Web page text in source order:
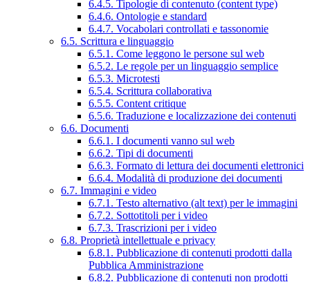
6.4.5. Tipologie di contenuto (content type)
6.4.6. Ontologie e standard
6.4.7. Vocabolari controllati e tassonomie
6.5. Scrittura e linguaggio
6.5.1. Come leggono le persone sul web
6.5.2. Le regole per un linguaggio semplice
6.5.3. Microtesti
6.5.4. Scrittura collaborativa
6.5.5. Content critique
6.5.6. Traduzione e localizzazione dei contenuti
6.6. Documenti
6.6.1. I documenti vanno sul web
6.6.2. Tipi di documenti
6.6.3. Formato di lettura dei documenti elettronici
6.6.4. Modalità di produzione dei documenti
6.7. Immagini e video
6.7.1. Testo alternativo (alt text) per le immagini
6.7.2. Sottotitoli per i video
6.7.3. Trascrizioni per i video
6.8. Proprietà intellettuale e privacy
6.8.1. Pubblicazione di contenuti prodotti dalla
Pubblica Amministrazione
6.8.2. Pubblicazione di contenuti non prodotti